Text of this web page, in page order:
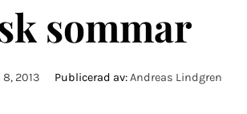
sommar
2013 Publicerad av:Andreas Lindgren